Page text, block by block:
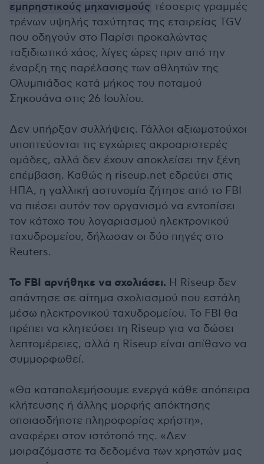
εμπρηστικούς μηχανισμούς τέσσερις γραμμές
τρένων υψηλής ταχύτητας της εταιρείας TGV
που οδηγούν στο Παρίσι προκαλώντας
ταξιδιωτικό χάος, λίγες ώρες πριν από την
έναρξη της παρέλασης των αθλητών της
Ολυμπιάδας κατά μήκος του ποταμού
Σηκουάνα στις 26 Ιουλίου.
Δεν υπήρξαν συλλήψεις. Γάλλοι αξιωματούχοι
υποπτεύονται τις εγχώριες ακροαριστερές
ομάδες, αλλά δεν έχουν αποκλείσει την ξένη
επέμβαση. Καθώς η riseup.net εδρεύει στις
ΗΠΑ, η γαλλική αστυνομία ζήτησε από το FBI
να πιέσει αυτόν τον οργανισμό να εντοπίσει
τον κάτοχο του λογαριασμού ηλεκτρονικού
ταχυδρομείου, δήλωσαν οι δύο πηγές στο
Reuters.
Το FBI αρνήθηκε να σχολιάσει. Η Riseup δεν
απάντησε σε αίτημα σχολιασμού που εστάλη
μέσω ηλεκτρονικού ταχυδρομείου. Το FBI θα
πρέπει να κλητεύσει τη Riseup για να δώσει
λεπτομέρειες, αλλά η Riseup είναι απίθανο να
συμμορφωθεί.
«Θα καταπολεμήσουμε ενεργά κάθε απόπειρα
κλήτευσης ή άλλης μορφής απόκτησης
οποιασδήποτε πληροφορίας χρήστη»,
αναφέρει στον ιστότοπό της. «Δεν
μοιραζόμαστε τα δεδομένα των χρηστών μας